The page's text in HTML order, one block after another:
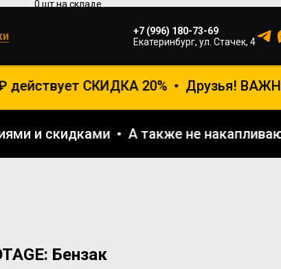
+7 (996) 180-73-69
Екатеринбург, ул. Стачек, 4
СКИДКА 20% Друзья!
и скидками А также не
Бензак